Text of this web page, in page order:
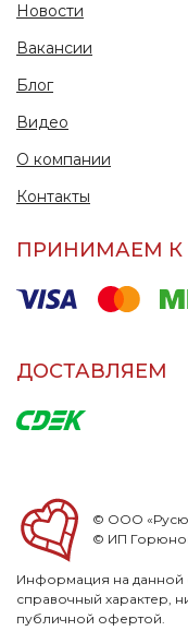
Новости
Вакансии
Блог
Видео
О компании
Контакты
ПРИНИМАЕМ К
ДОСТАВЛЯЕМ
© ООО
© ИП
Информация на данной
справочный характер,
публичной офертой.